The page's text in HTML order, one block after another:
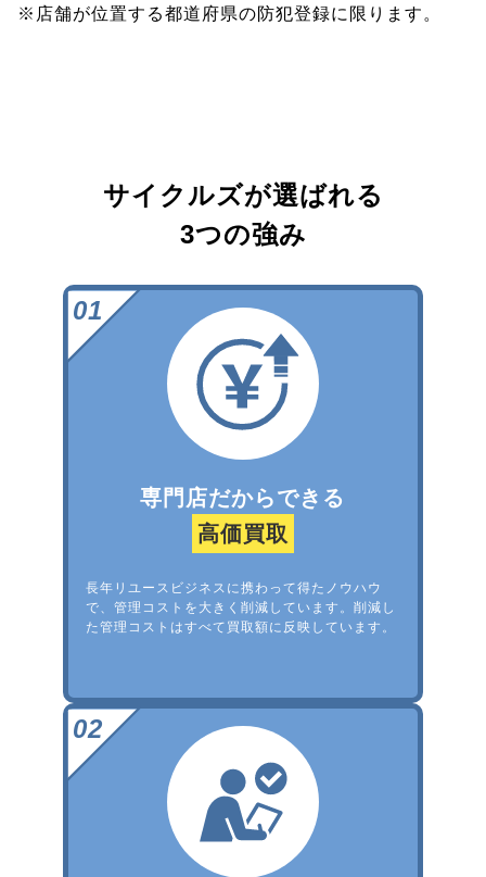
※店舗が位置する都道府県の防犯登録に限ります。
サイクルズが選ばれる
3つの強み
専門店だからできる
高価買取
長年リユースビジネスに携わって得たノウハウ
で、管理コストを大きく削減しています。削減し
た管理コストはすべて買取額に反映しています。